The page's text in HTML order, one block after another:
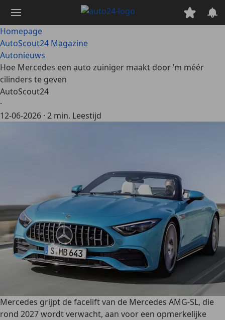
naar
hoofdinhoud
Homepage
AutoScout24 Magazine
Autonieuws
Hoe Mercedes een auto zuiniger maakt door ’m méér
cilinders te geven
AutoScout24
·
12-06-2026 · 2 min. Leestijd
Mercedes grijpt de facelift van de Mercedes AMG-SL, die
rond 2027 wordt verwacht, aan voor een opmerkelijke